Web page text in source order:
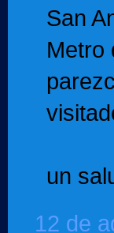
San
Metro
un
12 de